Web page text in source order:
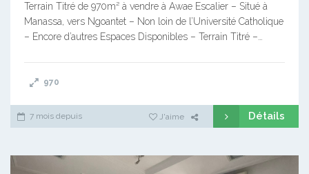
Terrain Titré de 970m² à vendre à Awae Escalier – Situé à
Manassa, vers Ngoantet – Non loin de l’Université Catholique
– Encore d’autres Espaces Disponibles – Terrain Titré –…
970
7 mois depuis J'aime Détails